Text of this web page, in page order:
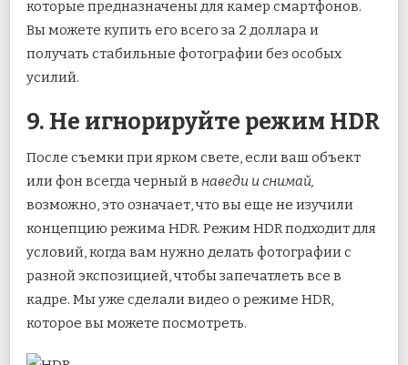
которые предназначены для камер смартфонов.
Вы можете купить его всего за 2 доллара и
получать стабильные фотографии без особых
усилий.
9. Не игнорируйте режим HDR
После съемки при ярком свете, если ваш объект
или фон всегда черный в наведи и снимай,
возможно, это означает, что вы еще не изучили
концепцию режима HDR. Режим HDR подходит для
условий, когда вам нужно делать фотографии с
разной экспозицией, чтобы запечатлеть все в
кадре. Мы уже сделали видео о режиме HDR,
которое вы можете посмотреть.